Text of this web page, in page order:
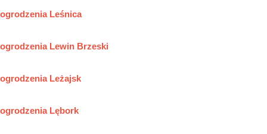
ogrodzenia Leśnica
ogrodzenia Lewin Brzeski
ogrodzenia Leżajsk
ogrodzenia Lębork